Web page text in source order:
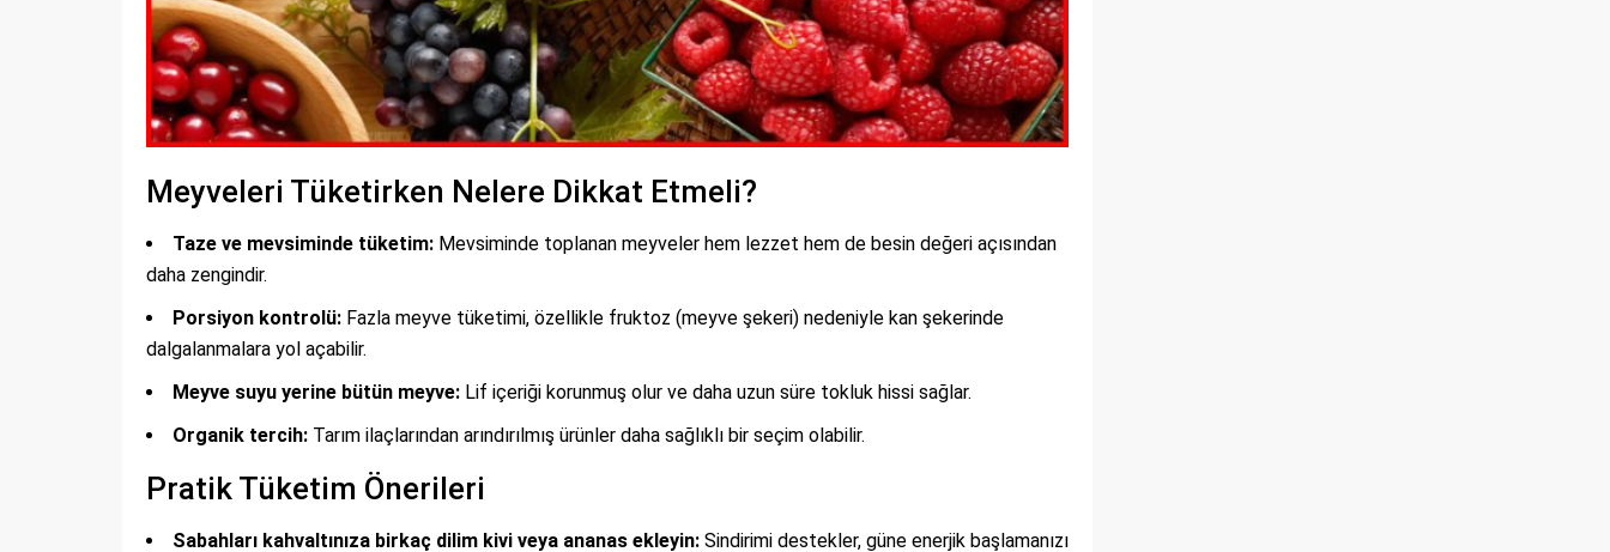
Meyveleri Tüketirken Nelere Dikkat Etmeli?
Taze ve mevsiminde tüketim: Mevsiminde toplanan meyveler hem lezzet hem de besin değeri açısından
daha zengindir.
Porsiyon kontrolü: Fazla meyve tüketimi, özellikle fruktoz (meyve şekeri) nedeniyle kan şekerinde
dalgalanmalara yol açabilir.
Meyve suyu yerine bütün meyve: Lif içeriği korunmuş olur ve daha uzun süre tokluk hissi sağlar.
Organik tercih: Tarım ilaçlarından arındırılmış ürünler daha sağlıklı bir seçim olabilir.
Pratik Tüketim Önerileri
Sabahları kahvaltınıza birkaç dilim kivi veya ananas ekleyin: Sindirimi destekler, güne enerjik başlamanızı